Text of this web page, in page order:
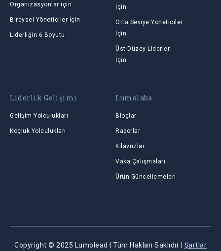
Organizasyonlar için
Bireysel Yöneticiler İçin
Liderliğin 6 Boyutu
Liderlik Gelişimi
Gelişim Yolculukları
Koçluk Yolculukları
İçin
Orta Seviye Yöneticiler
İçin
Üst Düzey Liderler
İçin
Lumolabs
Bloglar
Raporlar
Kılavuzlar
Vaka Çalışmaları
Ürün Güncellemeleri
Copyright © 2025 Lumolead | Tüm Hakları Saklıdır | Şartlar